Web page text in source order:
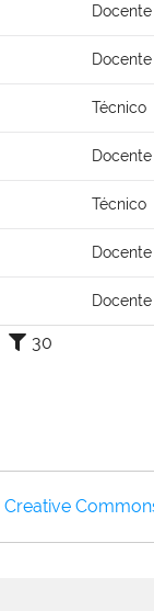
Docente
Docente
Técnico
Docente
Técnico
Docente
Docente
30
Creative